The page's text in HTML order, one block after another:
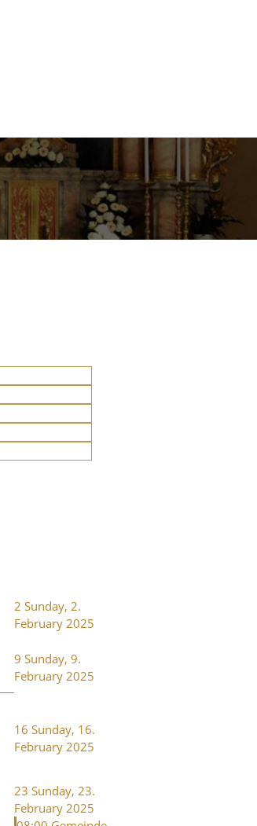
2 Sunday, 2.
February 2025
9 Sunday, 9.
February 2025
16 Sunday, 16.
February 2025
23 Sunday, 23.
February 2025